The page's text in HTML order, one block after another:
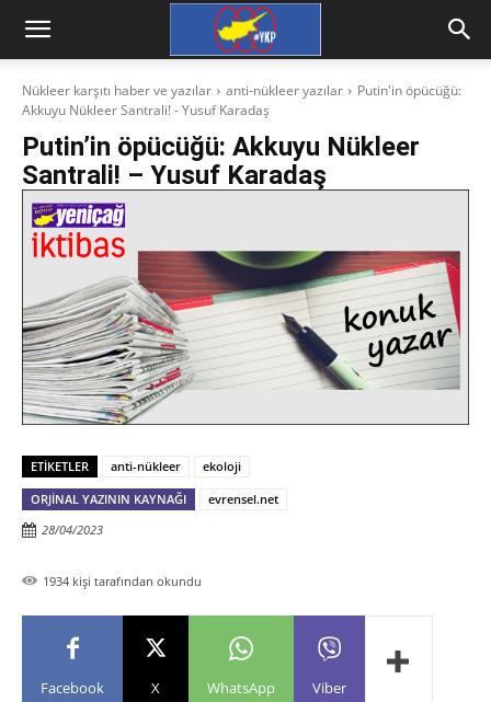
Nükleer karşıtı haber ve yazılar anti-nükleer yazılar
Putin'in öpücüğü:
Akkuyu Nükleer Santrali! - Yusuf Karadaş
Putin’in öpücüğü: Akkuyu Nükleer
Santrali! – Yusuf Karadaş
ETIKETLER anti-nükleer
ekoloji
ORJINAL YAZININ KAYNAĞI
evrensel.net
28/04/2023
1934 kişi tarafından okundu
Facebook X WhatsApp Viber